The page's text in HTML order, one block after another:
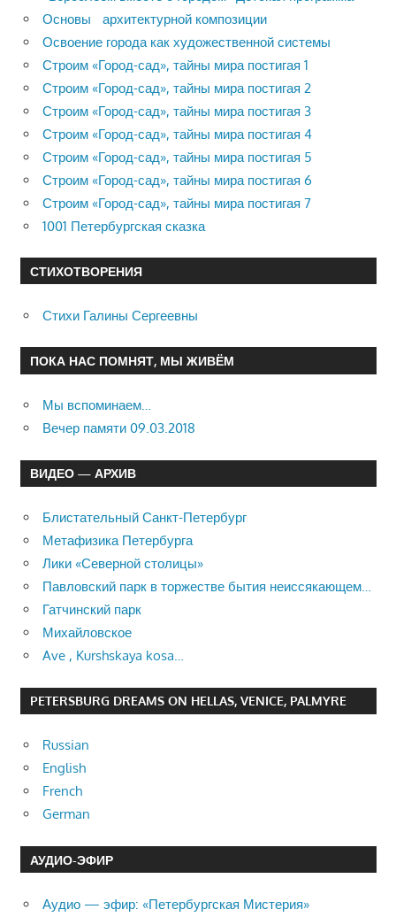
Основы архитектурной композиции
Освоение города как художественной системы
Строим «Город-сад», тайны мира постигая 1
Строим «Город-сад», тайны мира постигая 2
Строим «Город-сад», тайны мира постигая 3
Строим «Город-сад», тайны мира постигая 4
Строим «Город-сад», тайны мира постигая 5
Строим «Город-сад», тайны мира постигая 6
Строим «Город-сад», тайны мира постигая 7
1001 Петербургская сказка
СТИХОТВОРЕНИЯ
Стихи Галины Сергеевны
ПОКА НАС ПОМНЯТ, МЫ ЖИВЁМ
Мы вспоминаем…
Вечер памяти 09.03.2018
ВИДЕО — АРХИВ
Блистательный Санкт-Петербург
Метафизика Петербурга
Лики «Северной столицы»
Павловский парк в торжестве бытия неиссякающем…
Гатчинский парк
Михайловское
Ave , Kurshskaya kosa…
PETERSBURG DREAMS ON HELLAS, VENICE, PALMYRE
Russian
English
French
German
АУДИО-ЭФИР
Аудио — эфир: «Петербургская Мистерия»